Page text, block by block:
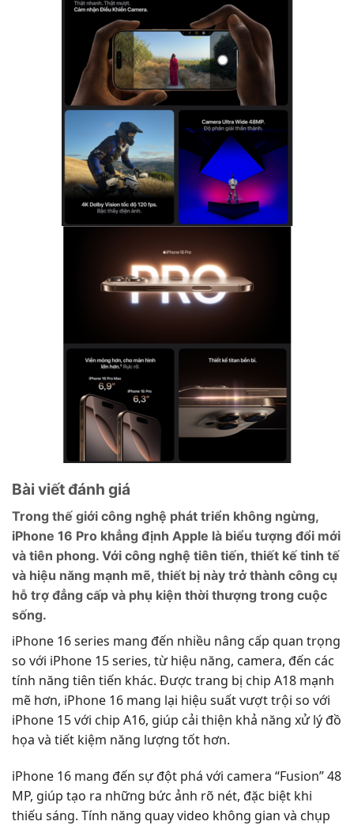
Bài viết đánh giá
Trong thế giới công nghệ phát triển không ngừng,
iPhone 16 Pro khẳng định Apple là biểu tượng đổi mới
và tiên phong. Với công nghệ tiên tiến, thiết kế tinh tế
và hiệu năng mạnh mẽ, thiết bị này trở thành công cụ
hỗ trợ đẳng cấp và phụ kiện thời thượng trong cuộc
sống.
iPhone 16 series mang đến nhiều nâng cấp quan trọng
so với iPhone 15 series, từ hiệu năng, camera, đến các
tính năng tiên tiến khác. Được trang bị chip A18 mạnh
mẽ hơn, iPhone 16 mang lại hiệu suất vượt trội so với
iPhone 15 với chip A16, giúp cải thiện khả năng xử lý đồ
họa và tiết kiệm năng lượng tốt hơn​.
iPhone 16 mang đến sự đột phá với camera “Fusion” 48
MP, giúp tạo ra những bức ảnh rõ nét, đặc biệt khi
thiếu sáng. Tính năng quay video không gian và chụp